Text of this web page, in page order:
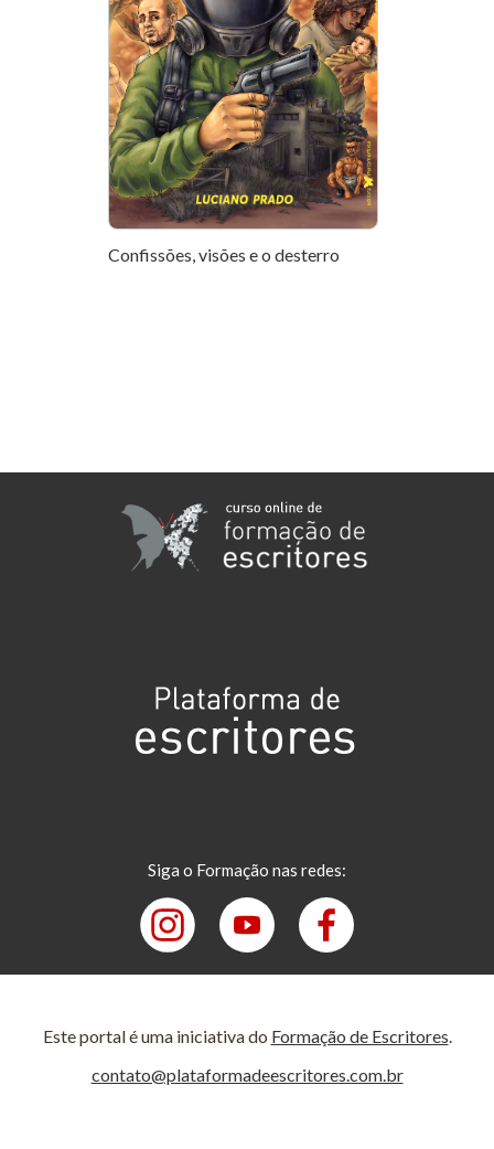
Confissões, visões e o desterro
Siga o Formação nas redes:
Este portal é uma iniciativa do Formação de Escritores.
contato@plataformadeescritores.com.br